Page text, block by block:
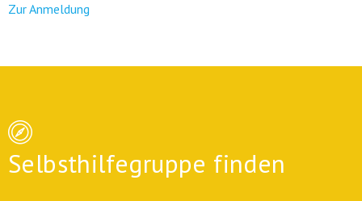
Zur Anmeldung
Selbsthilfegruppe finden